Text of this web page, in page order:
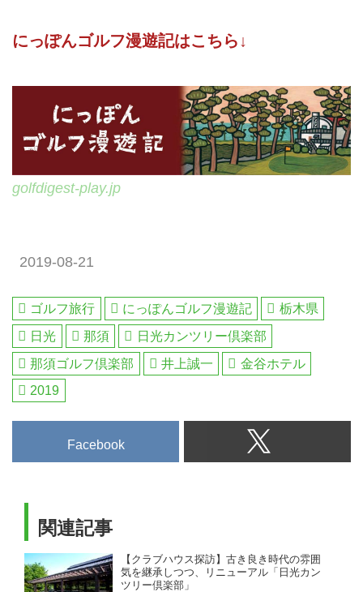
にっぽんゴルフ漫遊記はこちら↓
golfdigest-play.jp
2019-08-21
ゴルフ旅行 にっぽんゴルフ漫遊記
栃木県
日光
那須
日光カンツリー倶楽部
那須ゴルフ倶楽部
井上誠一
金谷ホテル
2019
Facebook
関連記事
【クラブハウス探訪】古き良き時代の雰囲
気を継承しつつ、リニューアル「日光カン
ツリー倶楽部」